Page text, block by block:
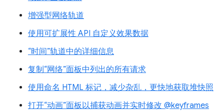
增强型网络轨道
使用可扩展性 API 自定义效果数据
“时间”轨道中的详细信息
复制“网络”面板中列出的所有请求
使用命名 HTML 标记，减少杂乱，更快地获取堆快照
打开“动画”面板以捕获动画并实时修改 @keyframes